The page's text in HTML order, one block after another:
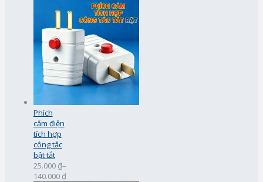
Phích
cắm điện
tích hợp
công tắc
bật tắt
25.000 ₫–
140.000 ₫